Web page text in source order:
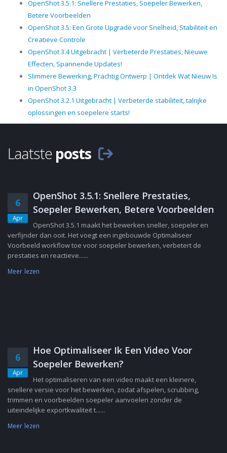
OpenShot 3.5.1: Snellere Prestaties, Soepeler Bewerken,
Betere Voorbeelden
OpenShot 3.5: Een Grote Upgrade voor Snelheid, Stabiliteit en
Creatieve Controle
OpenShot 3.4 Uitgebracht | Verbeterde Prestaties, Nieuwe
Effecten, Spannende Updates!
Slimmere Bewerking, Prachtig Ontwerp | Ontdek Wat Nieuw Is
in OpenShot 3.3
OpenShot 3.2.1 Uitgebracht | Verbeterde stabiliteit, talrijke
oplossingen en soepelere starts!
Laatste posts
6
Apr
OpenShot 3.5.1: Snellere Prestaties,
Soepeler Bewerken, Betere Voorbeelden
OpenShot 3.5.1 maakt het bewerken sneller, soepeler en
verfijnder dan ooit. Het voegt een ingebouwde Optimaliseer
Voorbeeld workflow toe voor soepeler bewerken, verbetert de
prestaties en reactieve......
Meer lezen
6
Apr
Hoe Optimaliseer Ik Een Video Voor
Soepeler Bewerken?
Het optimaliseren van een video maakt een kleinere,
snellere versie voor het bewerken, zodat afspelen, scrubbing,
trimmen en voorbeelden soepeler aanvoelen zonder de
uiteindelijke exportkwaliteit t......
Meer lezen